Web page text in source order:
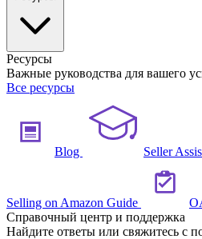
Ресурсы
Важные руководства для вашего
Все ресурсы
Blog Seller
Selling on Amazon Guide
Справочный центр и поддержка
Найдите ответы или свяжитесь с